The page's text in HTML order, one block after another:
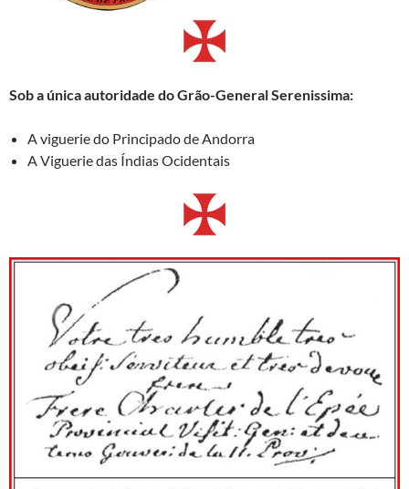
Sob a única autoridade do Grão-General Serenissima:
A viguerie do Principado de Andorra
A Viguerie das Índias Ocidentais